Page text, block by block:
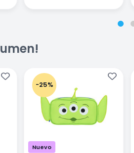
-25%
Nuevo